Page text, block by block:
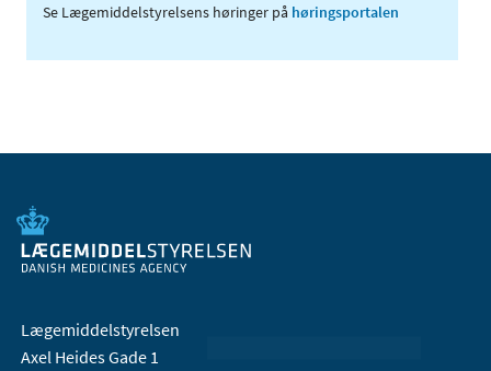
Se Lægemiddelstyrelsens høringer på høringsportalen
Lægemiddelstyrelsen
Axel Heides Gade 1